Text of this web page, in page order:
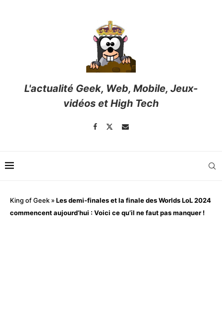
L'actualité Geek, Web, Mobile, Jeux-
vidéos et High Tech
King of Geek »Les demi-finales et la finale des Worlds LoL 2024
commencent aujourd’hui : Voici ce qu’il ne faut pas manquer !